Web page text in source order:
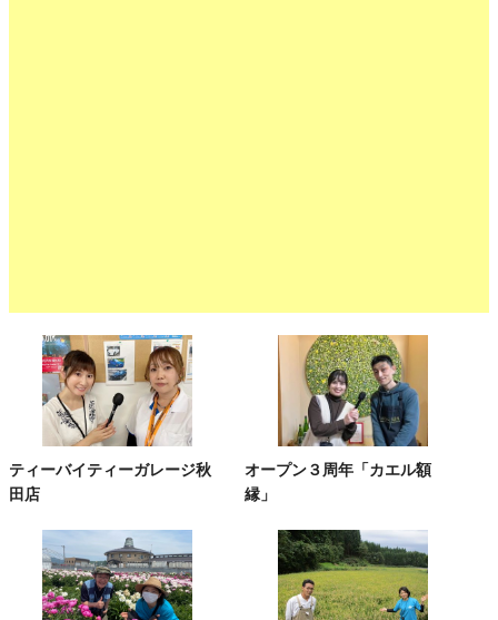
ティーバイティーガレージ秋
田店
オープン３周年「カエル額
縁」